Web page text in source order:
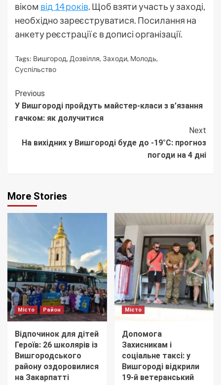
віком від 14 років. Щоб взяти участь у заході,
необхідно зареєструватися. Посилання на
анкету реєстрації є в дописі організації.
Tags: Вишгород, Дозвілля, Заходи, Молодь,
Суспільство
Continue
Reading
Previous
У Вишгороді пройдуть майстер-класи з в’язання
гачком: як долучитися
Next
На вихідних у Вишгороді буде до -19°C: прогноз
погоди на 4 дні
More Stories
Місто Район
Відпочинок для дітей
Героїв: 26 школярів із
Вишгородського
району оздоровилися
на Закарпатті
Місто
Допомога
Захисникам і
соціальне таксі: у
Вишгороді відкрили
19-й ветеранський